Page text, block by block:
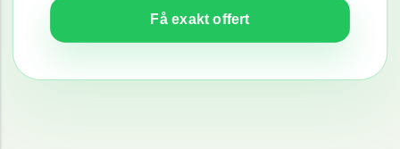
Få exakt offert